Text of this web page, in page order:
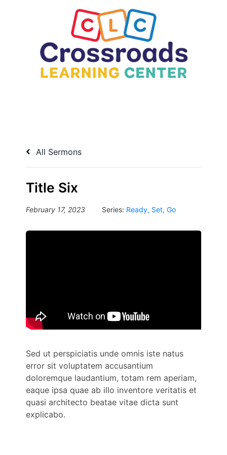
All Sermons
Title Six
February 17, 2023 Series: Ready, Set, Go
Sed ut perspiciatis unde omnis iste natus
error sit voluptatem accusantium
doloremque laudantium, totam rem aperiam,
eaque ipsa quae ab illo inventore veritatis et
quasi architecto beatae vitae dicta sunt
explicabo.